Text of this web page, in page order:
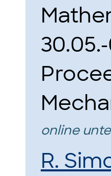
online
R.